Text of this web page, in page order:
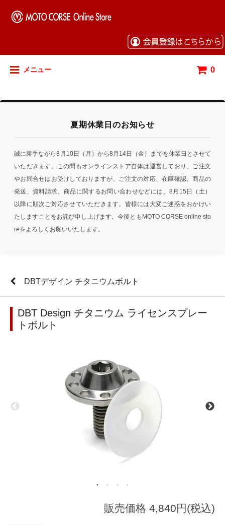
メニュー 0
夏期休業日のお知らせ
誠に勝手ながら8月10日（月）から8月14日（金）までを休業日とさせて
いただきます。この間もオンラインストア自体は運営しており、ご注文
やお問合せはお受けしておりますが、ご注文の対応、在庫確認、商品の
発送、資料請求、商品に関するお問い合わせなどには、8月15日（土）
以降に順次ご対応させていただきます。皆様には大変ご迷惑をおかけい
たしますことをお詫び申し上げます。今後ともMOTO CORSE online sto
reをよろしくお願いいたします。
DBTデザイン チタニウムボルト
DBT Design チタニウム ライセンスプレー
トボルト
販売価格 4,840円(税込)